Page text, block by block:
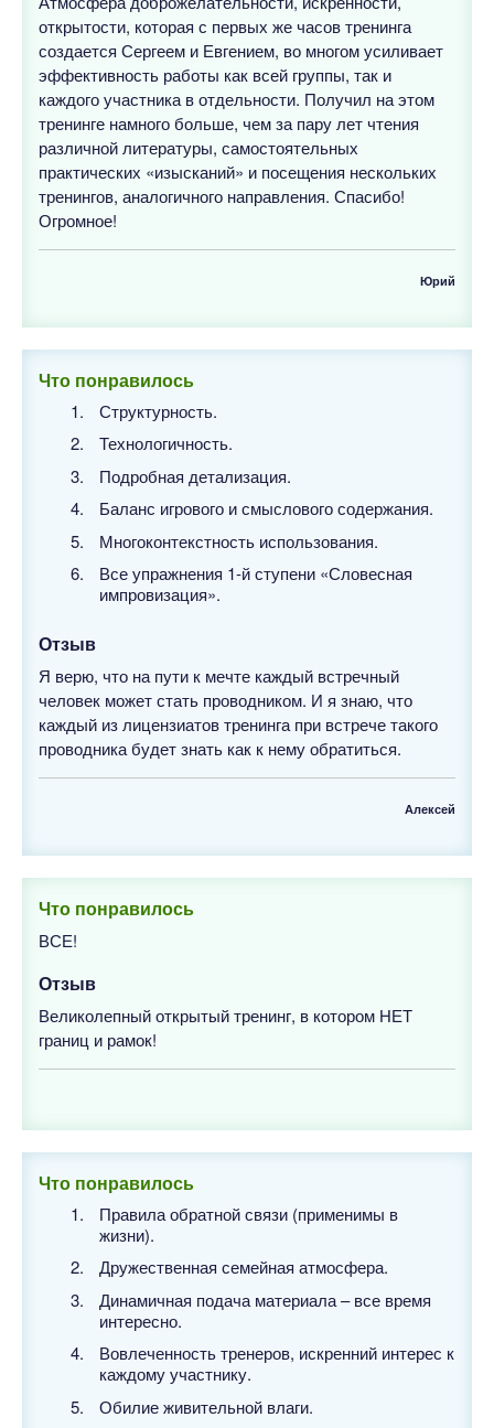
открытости, которая с первых же часов тренинга
создается Сергеем и Евгением, во многом усиливает
эффективность работы как всей группы, так и
каждого участника в отдельности. Получил на этом
тренинге намного больше, чем за пару лет чтения
различной литературы, самостоятельных
практических «изысканий» и посещения нескольких
тренингов, аналогичного направления. Спасибо!
Огромное!
Юрий
Что понравилось
Структурность.
Технологичность.
Подробная детализация.
Баланс игрового и смыслового содержания.
Многоконтекстность использования.
Все упражнения 1-й ступени «Словесная
импровизация».
Отзыв
Я верю, что на пути к мечте каждый встречный
человек может стать проводником. И я знаю, что
каждый из лицензиатов тренинга при встрече такого
проводника будет знать как к нему обратиться.
Алексей
Что понравилось
ВСЕ!
Отзыв
Великолепный открытый тренинг, в котором НЕТ
границ и рамок!
Что понравилось
Правила обратной связи (применимы в
жизни).
Дружественная семейная атмосфера.
Динамичная подача материала – все время
интересно.
Вовлеченность тренеров, искренний интерес к
каждому участнику.
Обилие живительной влаги.